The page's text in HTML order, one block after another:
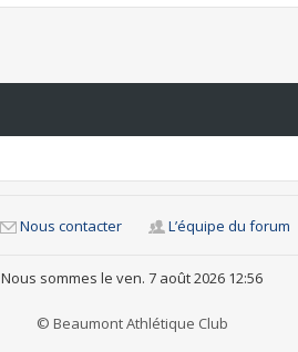
L’équipe du forum
Nous contacter
Nous sommes le ven. 7 août 2026 12:56
© Beaumont Athlétique Club